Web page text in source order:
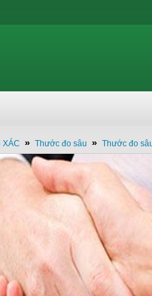
XÁC » Thước đo sâu » Thước đo